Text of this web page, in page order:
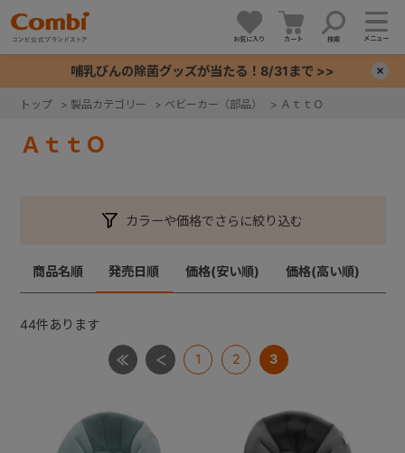
お気に入り カート 検索 メニュー
哺乳びんの除菌グッズが当たる！8/31まで >>
トップ > 製品カテゴリー > ベビーカー（部品） > ＡｔｔＯ
ＡｔｔＯ
カラーや価格でさらに絞り込む
商品名順 発売日順 価格(安い順) 価格(高い順)
44件あります
1 2 3